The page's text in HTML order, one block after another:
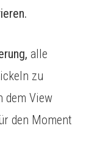
alle
zu
dem View
den Moment